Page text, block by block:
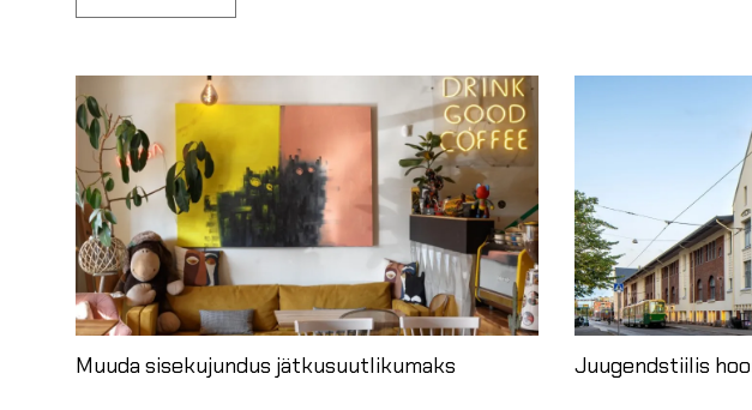
Muuda sisekujundus jätkusuutlikumaks Juugendstiilis